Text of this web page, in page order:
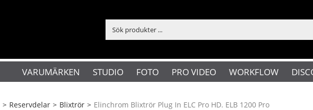
VARUMÄRKEN STUDIO FOTO PRO VIDEO WORKFLOW
> Reservdelar > Blixtrör > Elinchrom Blixtrör Plug In ELC Pro HD. ELB 1200 Pro